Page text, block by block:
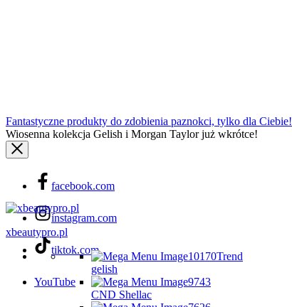
Fantastyczne produkty do zdobienia paznokci, tylko dla Ciebie!
Wiosenna kolekcja Gelish i Morgan Taylor już wkrótce!
facebook.com
instagram.com
tiktok.com
YouTube
xbeautypro.pl
Trend
gelish
CND Shellac